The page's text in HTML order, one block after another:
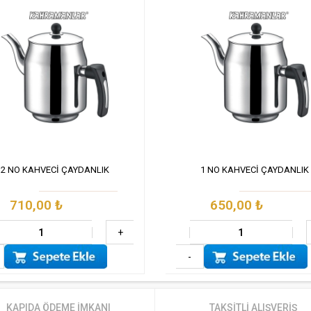
2 NO KAHVECİ ÇAYDANLIK
710,00 ₺
+
1 NO KAHVECİ ÇAYDANLIK
650,00 ₺
-
KAPIDA ÖDEME İMKANI TAKSİTLİ ALIŞVERİŞ